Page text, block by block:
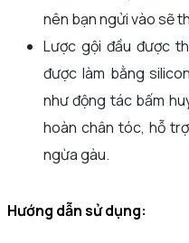
nên bạn ngửi vào sẽ
Lược gội đầu được
được làm bằng
như động tác bấm
hoàn chân tóc, hỗ
ngừa gàu.
Hướng dẫn sử dụng: